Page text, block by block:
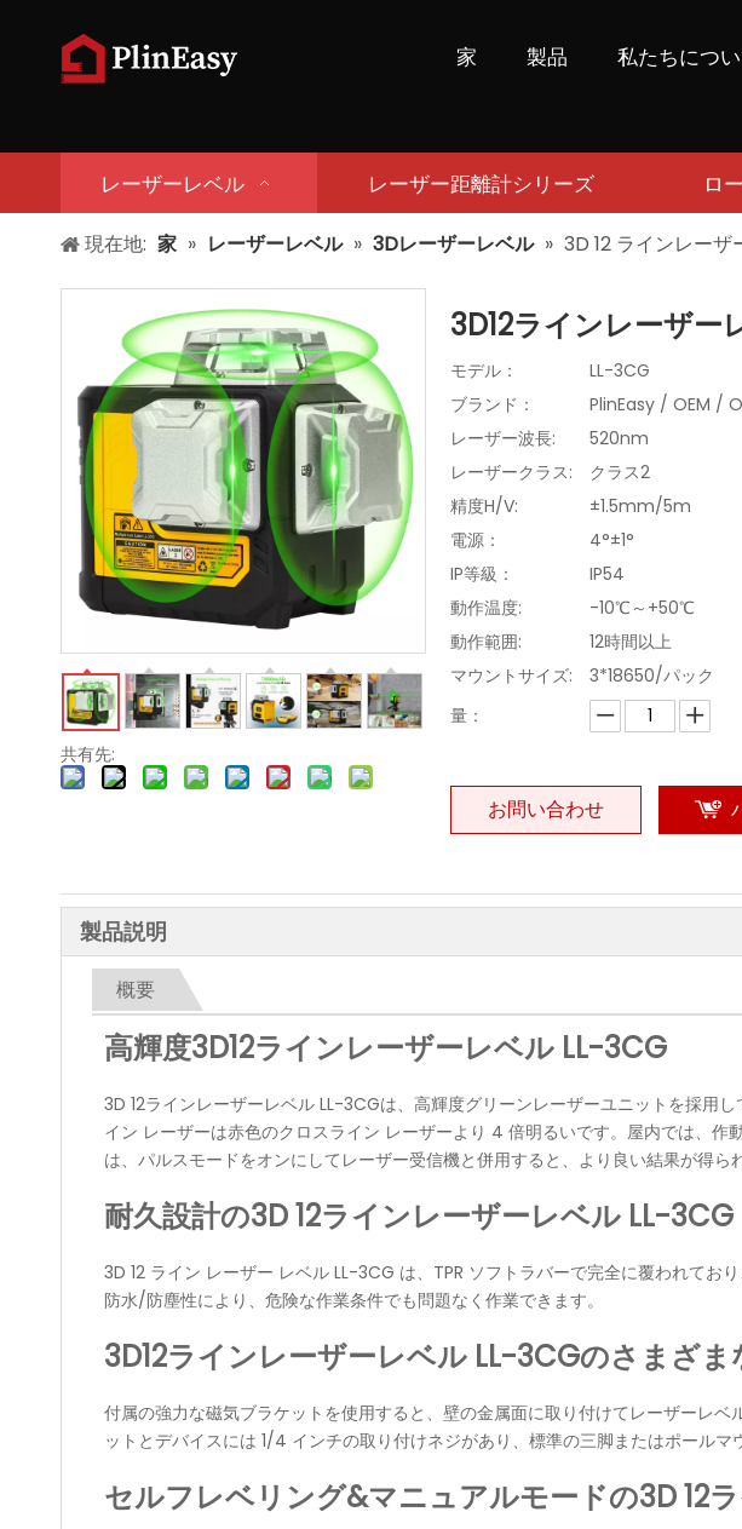
家 製品 私たちにつ
レーザーレベル レーザー距離計シリーズ ロ
現在地: 家 » レーザーレベル » 3Dレーザーレベル » 3D 12 ラインレー
共有先:
3D12ラインレーザー
モデル：
LL-3CG
ブランド：
PlinEasy / OEM /
レーザー波長:
520nm
レーザークラス:
クラス2
精度H/V:
±1.5mm/5m
電源：
4°±1°
IP等級：
IP54
動作温度:
-10℃～+50℃
動作範囲:
12時間以上
マウントサイズ:
3*18650/パック
量：
お問い合わせ
製品説明
概要
高輝度3D12ラインレーザーレベル LL-3CG
3D 12ラインレーザーレベル LL-3CGは、高輝度グリーンレーザーユニットを採用
イン レーザーは赤色のクロスライン レーザーより 4 倍明るいです。屋内では、
は、パルスモードをオンにしてレーザー受信機と併用すると、より良い結果が得
耐久設計の3D 12ラインレーザーレベル LL-3CG
3D 12 ライン レーザー レベル LL-3CG は、TPR ソフトラバーで完全に覆われてお
防水/防塵性により、危険な作業条件でも問題なく作業できます。
3D12ラインレーザーレベル LL-3CGのさまざま
付属の強力な磁気ブラケットを使用すると、壁の金属面に取り付けてレーザーレ
ットとデバイスには 1/4 インチの取り付けネジがあり、標準の三脚またはポールマ
セルフレベリング&マニュアルモードの3D 12